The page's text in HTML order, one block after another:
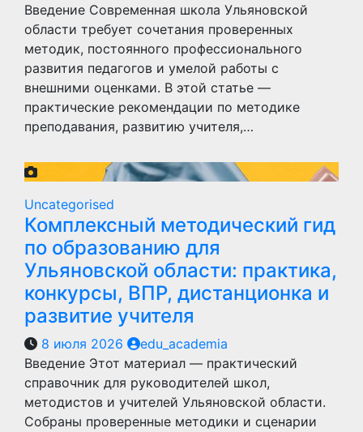
Введение Современная школа Ульяновской
области требует сочетания проверенных
методик, постоянного профессионального
развития педагогов и умелой работы с
внешними оценками. В этой статье —
практические рекомендации по методике
преподавания, развитию учителя,…
Uncategorised
Комплексный методический гид
по образованию для
Ульяновской области: практика,
конкурсы, ВПР, дистанционка и
развитие учителя
8 июля 2026
edu_academia
Введение Этот материал — практический
справочник для руководителей школ,
методистов и учителей Ульяновской области.
Собраны проверенные методики и сценарии